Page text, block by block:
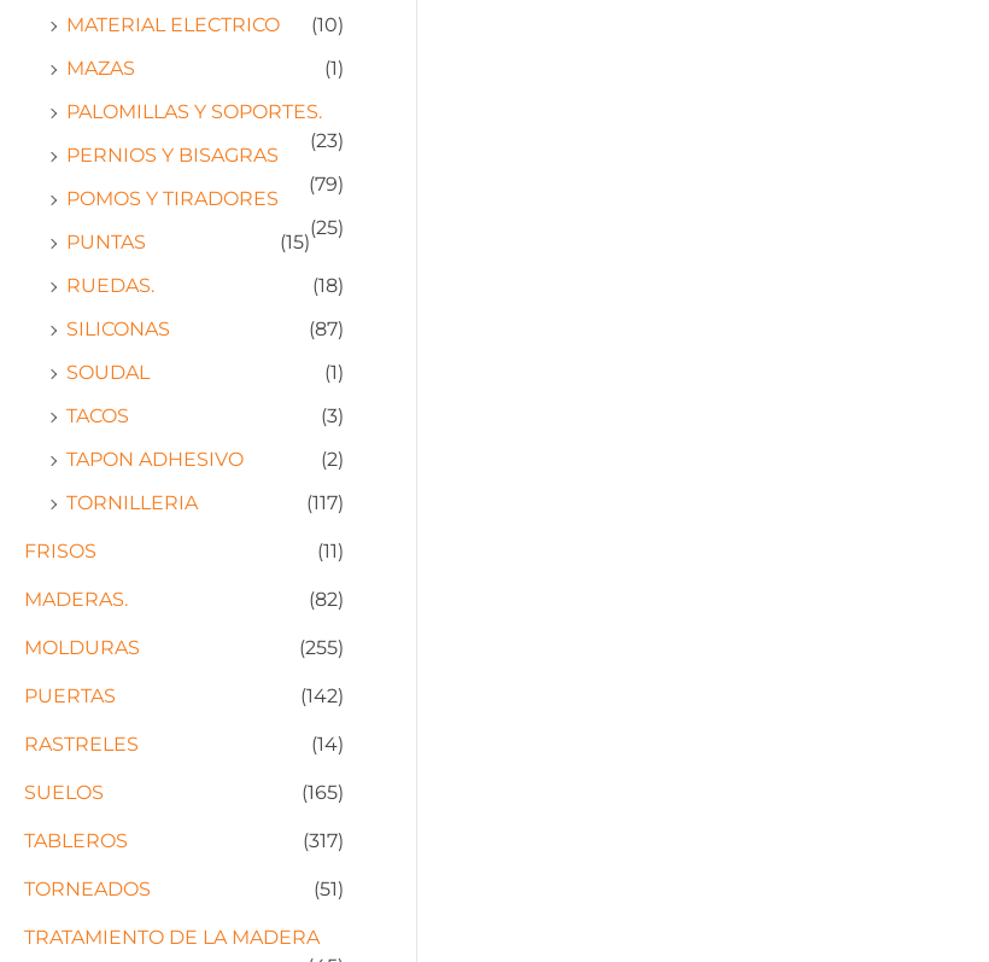
MATERIAL ELECTRICO
(10)
MAZAS
(1)
PALOMILLAS Y SOPORTES.
(23)
PERNIOS Y BISAGRAS
(79)
POMOS Y TIRADORES
(25)
PUNTAS
(15)
RUEDAS.
(18)
SILICONAS
(87)
SOUDAL
(1)
TACOS
(3)
TAPON ADHESIVO
(2)
TORNILLERIA
(117)
FRISOS (11)
MADERAS. (82)
MOLDURAS (255)
PUERTAS (142)
RASTRELES (14)
SUELOS (165)
TABLEROS (317)
TORNEADOS (51)
TRATAMIENTO DE LA MADERA